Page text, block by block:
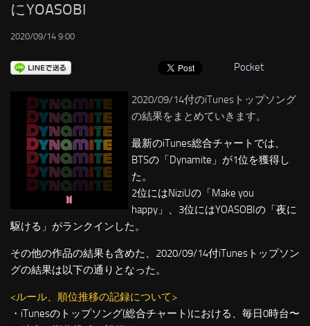
にYOASOBI
2020/09/14 9:00
Pocket
2020/09/14付のiTunesトップソング
の結果をまとめていきます。
最新のiTunes総合チャートでは、
BTSの「Dynamite」が1位を獲得し
た。
2位にはNiziUの「Make you
happy」、3位にはYOASOBIの「夜に
駆ける」がランクインした。
その他の作品の結果も含めた、2020/09/14付iTunesトップソン
グの結果は以下の通りとなった。
<ルール、順位推移の記録について>
・iTunesのトップソング(総合チャート)における、毎日0時台〜